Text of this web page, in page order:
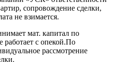
Солнечный, г. Оренбург